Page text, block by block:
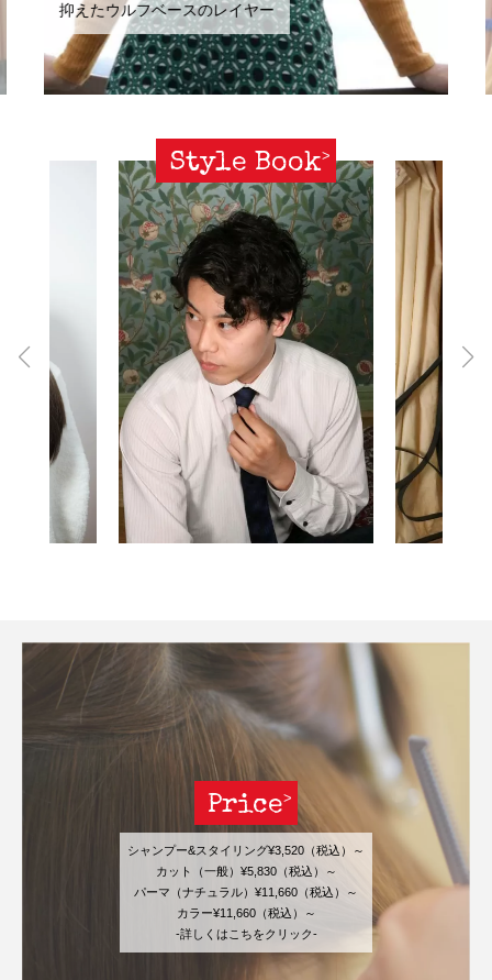
抑えたウルフベースのレイヤー
Style Book
Price
シャンプー&スタイリング¥3,520（税込）～
カット（一般）¥5,830（税込）～
パーマ（ナチュラル）¥11,660（税込）～
カラー¥11,660（税込）～
-詳しくはこちをクリック-